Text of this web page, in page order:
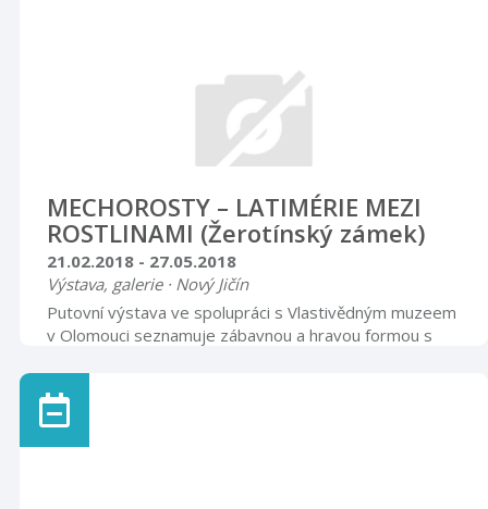
MECHOROSTY – LATIMÉRIE MEZI
ROSTLINAMI (Žerotínský zámek)
21.02.2018 - 27.05.2018
Výstava, galerie · Nový Jičín
Putovní výstava ve spolupráci s Vlastivědným muzeem
v Olomouci seznamuje zábavnou a hravou formou s
sál